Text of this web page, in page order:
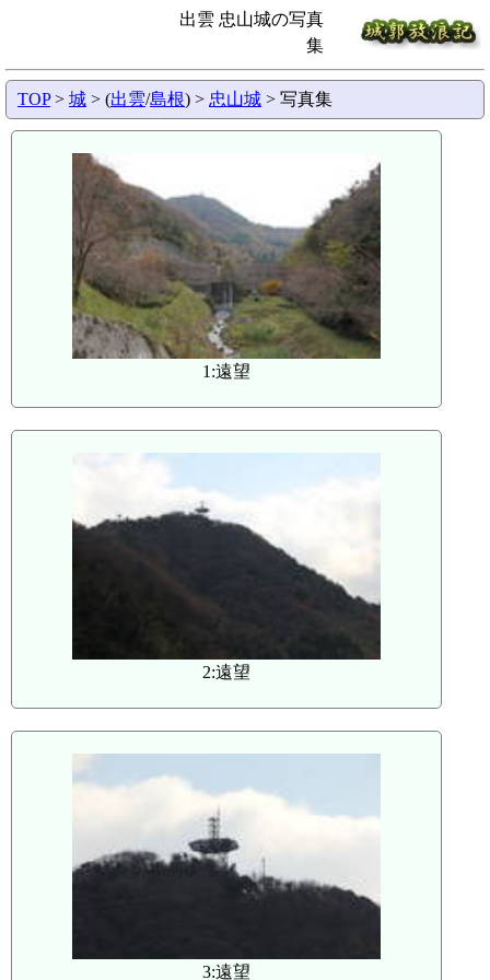
出雲 忠山城の写真
集
TOP> 城 > (出雲/島根) > 忠山城 > 写真集
1:遠望
2:遠望
3:遠望